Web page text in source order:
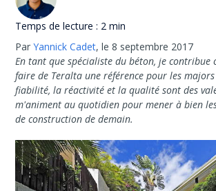
Temps de lecture : 2 min
ParYannick Cadet,le 8 septembre 2017
En tant que spécialiste du béton, je contribue
faire de Teralta une référence pour les majors
fiabilité, la réactivité et la qualité sont des
m'animent au quotidien pour mener à bien
de construction de demain.